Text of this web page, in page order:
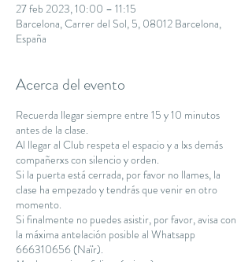
27 feb 2023, 10:00 – 11:15
Barcelona, Carrer del Sol, 5, 08012 Barcelona,
España
Acerca del evento
Recuerda llegar siempre entre 15 y 10 minutos
antes de la clase.
Al llegar al Club respeta el espacio y a lxs demás
compañerxs con silencio y orden.
Si la puerta está cerrada, por favor no llames, la
clase ha empezado y tendrás que venir en otro
momento.
Si finalmente no puedes asistir, por favor, avisa con
la máxima antelación posible al Whatsapp
666310656 (Naïr).
Muchas gracias y feliz práctica :)